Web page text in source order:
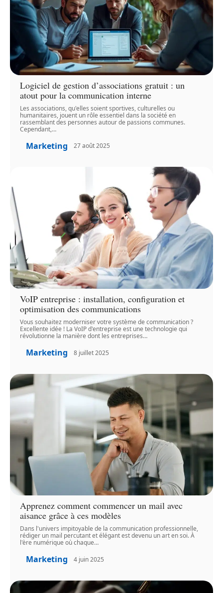
Logiciel de gestion d’associations gratuit : un
atout pour la communication interne
Les associations, qu'elles soient sportives, culturelles ou
humanitaires, jouent un rôle essentiel dans la société en
rassemblant des personnes autour de passions communes.
Cependant,…
Marketing 27 août 2025
VoIP entreprise : installation, configuration et
optimisation des communications
Vous souhaitez moderniser votre système de communication ?
Excellente idée ! La VoIP d'entreprise est une technologie qui
révolutionne la manière dont les entreprises…
Marketing 8 juillet 2025
Apprenez comment commencer un mail avec
aisance grâce à ces modèles
Dans l'univers impitoyable de la communication professionnelle,
rédiger un mail percutant et élégant est devenu un art en soi. À
l'ère numérique où chaque…
Marketing 4 juin 2025